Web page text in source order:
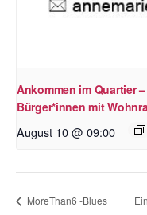
Ankommen im Quartier
Bürger*innen mit
August 10 @ 09:00
MoreThan6 -Blues